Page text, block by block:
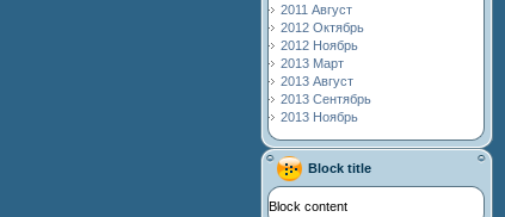
2011 Август
2012 Октябрь
2012 Ноябрь
2013 Март
2013 Август
2013 Сентябрь
2013 Ноябрь
Block title
Block content